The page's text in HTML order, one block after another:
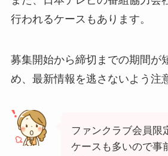
行われるケースもあります。
募集開始から締切までの期間が
め、最新情報を逃さないよう注
ファンクラブ会員限
ケースも多いので事